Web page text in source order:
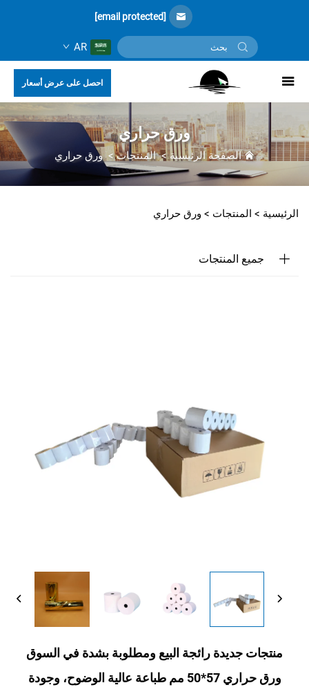
[email protected]
AR
احصل على عرض أسعار
ورق حراري
الصفحة الرئيسية>المنتجات>ورق حراري
الرئيسية > المنتجات > ورق حراري
جميع المنتجات
منتجات جديدة رائجة البيع ومطلوبة بشدة في السوق
ورق حراري 57*50 مم طباعة عالية الوضوح، وجودة